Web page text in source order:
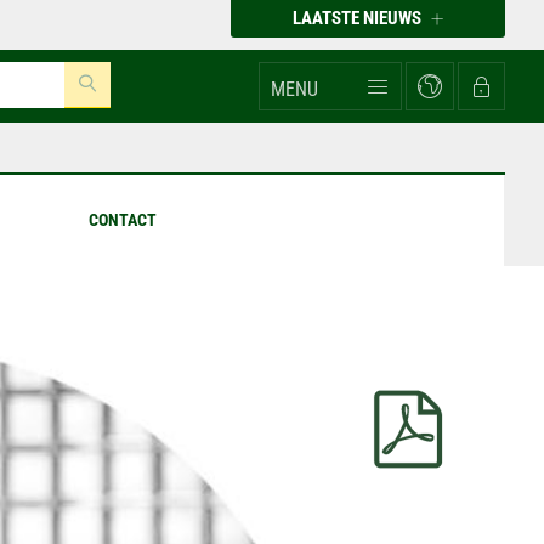
LAATSTE NIEUWS
MENU
CONTACT